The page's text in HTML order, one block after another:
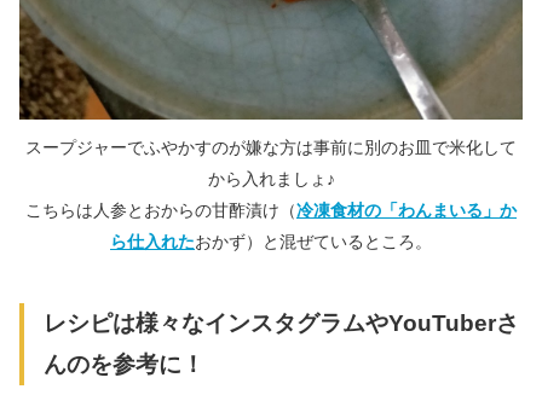
スープジャーでふやかすのが嫌な方は事前に別のお皿で米化して
から入れましょ♪
こちらは人参とおからの甘酢漬け（冷凍食材の「わんまいる」か
ら仕入れたおかず）と混ぜているところ。
レシピは様々なインスタグラムやYouTuberさ
んのを参考に！